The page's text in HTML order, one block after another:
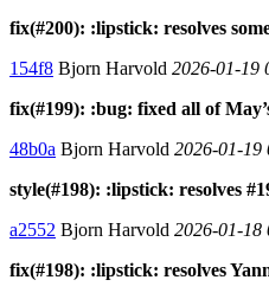
fix(#200): :lipstick: resolves
154f8 Bjorn Harvold 2026-01-19
fix(#199): :bug: fixed all of
48b0a Bjorn Harvold 2026-01-19
style(#198): :lipstick: resolves
a2552 Bjorn Harvold 2026-01-18
fix(#198): :lipstick: resolves